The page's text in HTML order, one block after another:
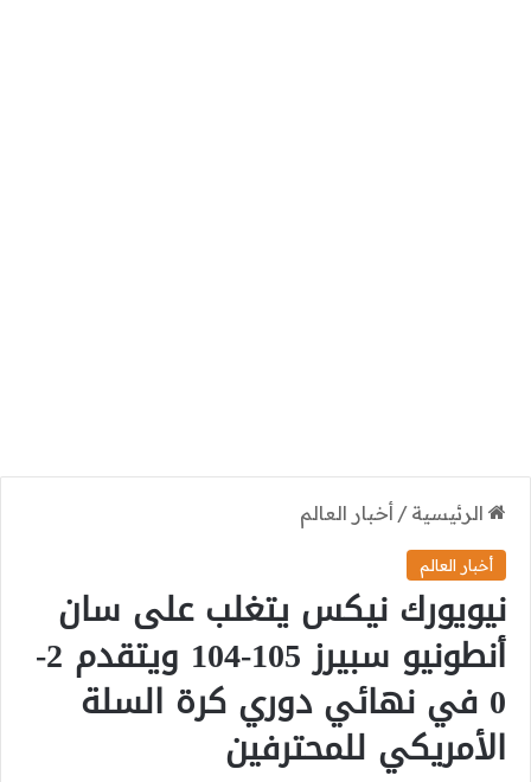
الرئيسية / أخبار العالم
أخبار العالم
نيويورك نيكس يتغلب على سان
أنطونيو سبيرز 105-104 ويتقدم 2-
0 في نهائي دوري كرة السلة
الأمريكي للمحترفين